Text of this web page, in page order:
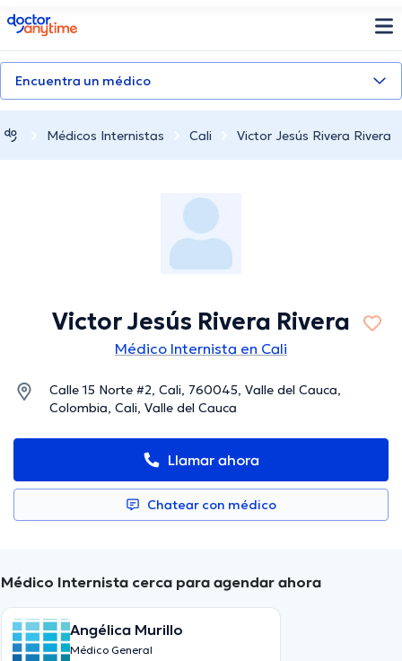
doctoranytime
Encuentra un médico
Médicos Internistas Cali Victor Jesús Rivera Rivera
Victor Jesús Rivera Rivera
Médico Internista en Cali
Calle 15 Norte #2, Cali, 760045, Valle del Cauca,
Colombia, Cali, Valle del Cauca
Llamar ahora
Chatear con médico
Médico Internista cerca para agendar ahora
Angélica Murillo
Médico General